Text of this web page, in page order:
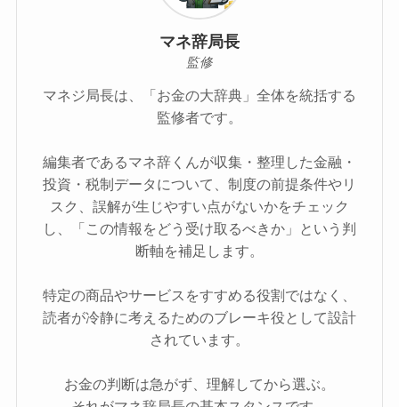
マネ辞局長
監修
マネジ局長は、「お金の大辞典」全体を統括する
監修者です。
編集者であるマネ辞くんが収集・整理した金融・
投資・税制データについて、制度の前提条件やリ
スク、誤解が生じやすい点がないかをチェック
し、「この情報をどう受け取るべきか」という判
断軸を補足します。
特定の商品やサービスをすすめる役割ではなく、
読者が冷静に考えるためのブレーキ役として設計
されています。
お金の判断は急がず、理解してから選ぶ。